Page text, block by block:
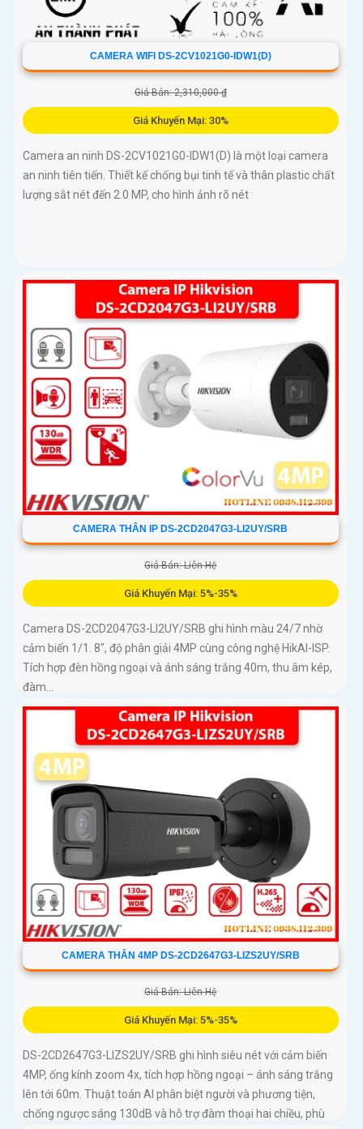
CAMERA WIFI DS-2CV1021G0-IDW1(D)
Giá Bán: 2,310,000 ₫
Giá Khuyến Mại: 30%
Camera an ninh DS-2CV1021G0-IDW1(D) là một loại camera
an ninh tiên tiến. Thiết kế chống bụi tinh tế và thân plastic chất
lượng sắt nét đến 2.0 MP, cho hình ảnh rõ nét
CAMERA THÂN IP DS-2CD2047G3-LI2UY/SRB
Giá Bán: Liên Hệ
Giá Khuyến Mại: 5%-35%
Camera DS-2CD2047G3-LI2UY/SRB ghi hình màu 24/7 nhờ
cảm biến 1/1. 8", độ phân giải 4MP cùng công nghệ HikAI-ISP.
Tích hợp đèn hồng ngoại và ánh sáng trắng 40m, thu âm kép,
đàm...
CAMERA THÂN 4MP DS-2CD2647G3-LIZS2UY/SRB
Giá Bán: Liên Hệ
Giá Khuyến Mại: 5%-35%
DS-2CD2647G3-LIZS2UY/SRB ghi hình siêu nét với cảm biến
4MP, ống kính zoom 4x, tích hợp hồng ngoại – ánh sáng trắng
lên tới 60m. Thuật toán AI phân biệt người và phương tiện,
chống ngược sáng 130dB và hỗ trợ đàm thoại hai chiều, phù